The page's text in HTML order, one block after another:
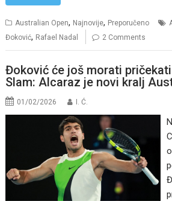
Australian Open, Najnovije, Preporučeno
Đoković, Rafael Nadal 2 Comments
Đoković će još morati
Slam: Alcaraz je novi kralj
01/02/2026 I. Ć.